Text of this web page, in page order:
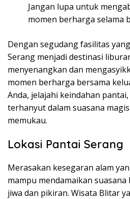
Jangan lupa untuk
momen berharga selama
Dengan segudang fasilitas
Serang menjadi destinasi
menyenangkan dan
momen berharga bersama
Anda, jelajahi keindahan
terhanyut dalam suasana
memukau.
Lokasi Pantai Serang
Merasakan kesegaran alam
mampu mendamaikan
jiwa dan pikiran. Wisata Blitar